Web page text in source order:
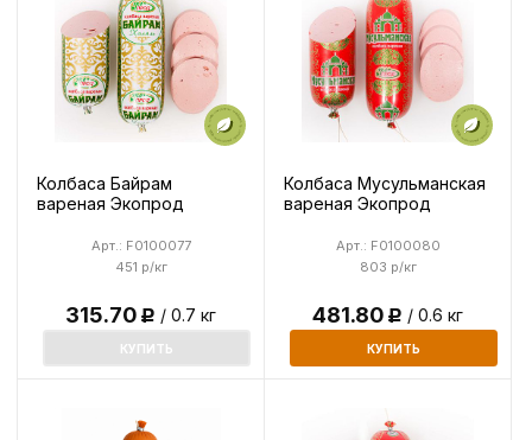
Колбаса Байрам
вареная Экопрод
451 р/кг
Арт.: F0100077
315.70Р / 0.7 кг
КУПИТЬ
Колбаса Мусульманская
вареная Экопрод
803 р/кг
Арт.: F0100080
481.80Р / 0.6 кг
КУПИТЬ